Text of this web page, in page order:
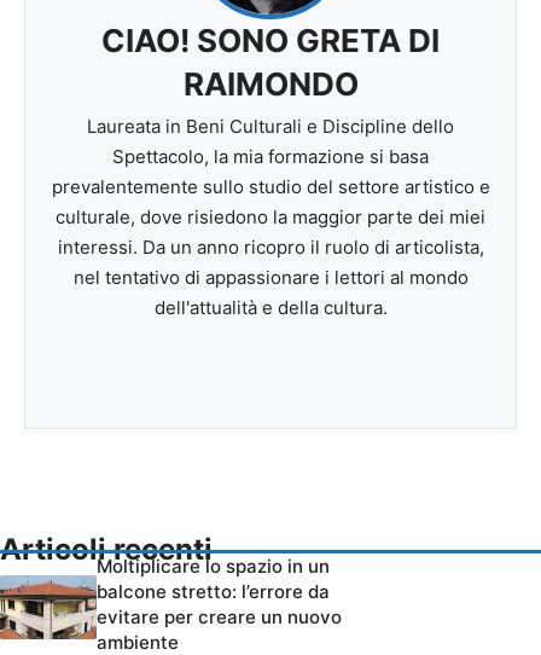
CIAO! SONO GRETA DI
RAIMONDO
Laureata in Beni Culturali e Discipline dello
Spettacolo, la mia formazione si basa
prevalentemente sullo studio del settore artistico e
culturale, dove risiedono la maggior parte dei miei
interessi. Da un anno ricopro il ruolo di articolista,
nel tentativo di appassionare i lettori al mondo
dell'attualità e della cultura.
Articoli recenti
Moltiplicare lo spazio in un
balcone stretto: l’errore da
evitare per creare un nuovo
ambiente